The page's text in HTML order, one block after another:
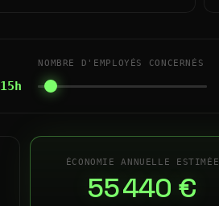
15h
NOMBRE D'EMPLOYÉS CONCERNÉS
ÉCONOMIE ANNUELLE ESTIMÉE
55 440 €